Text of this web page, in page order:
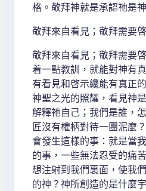
格。敬拜神就是承認祂是
敬拜來自看見；敬拜需要
敬拜來自看見；敬拜需要
着一點教訓，就能對神有
有看見和啓示纔能有真正
神聖之光的照耀，看見神
解釋祂自己；我們是誰，
匠沒有權柄對待一團泥麼
會發生這樣的事：就是當
的事，一些無法忍受的痛
想注射到我們裏面，使我
的神？神所創造的是什麼